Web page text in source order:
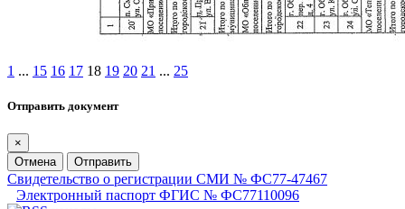
1 ... 15 16 17 18 19 20 21 ... 25
Отправить документ
×
Отмена
Отправить
Свидетельство о регистрации СМИ № ФС77-47467
Электронный паспорт ФГИС № ФС77110096